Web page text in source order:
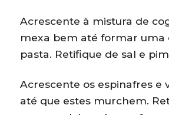
Acrescente à mistura de
mexa bem até formar uma
pasta. Retifique de sal e
Acrescente os espinafres e
até que estes murchem.